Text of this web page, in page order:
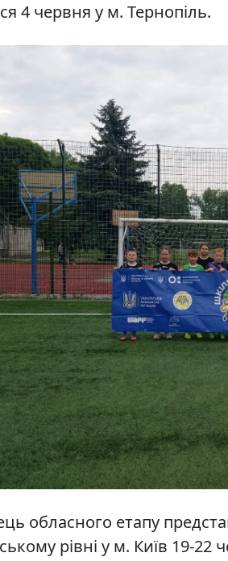
4 червня у м. Тернопіль.
обласного етапу
рівні у м. Київ 19-